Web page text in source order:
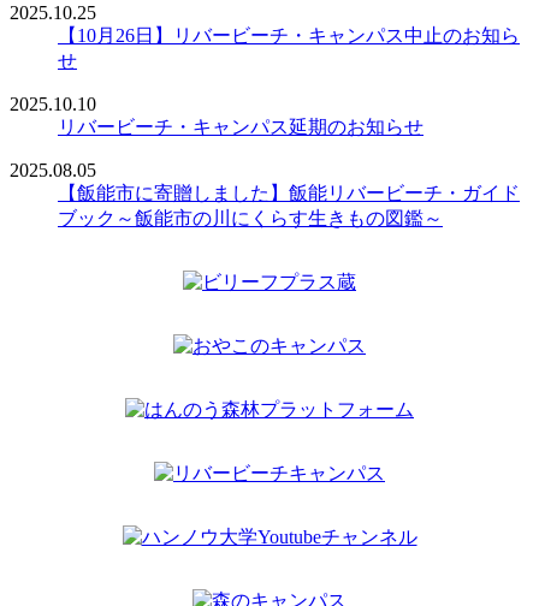
2025.10.25
【10月26日】リバービーチ・キャンパス中止のお知ら
せ
2025.10.10
リバービーチ・キャンパス延期のお知らせ
2025.08.05
【飯能市に寄贈しました】飯能リバービーチ・ガイド
ブック～飯能市の川にくらす生きもの図鑑～